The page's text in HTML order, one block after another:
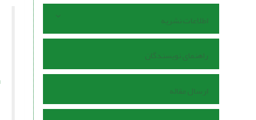
اطلاعات نشریه
راهنمای نویسندگان
ارسال مقاله